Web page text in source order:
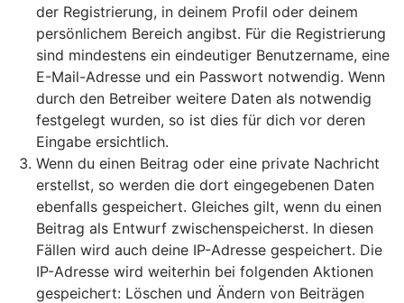
der Registrierung, in deinem Profil oder deinem
persönlichem Bereich angibst. Für die Registrierung
sind mindestens ein eindeutiger Benutzername, eine
E-Mail-Adresse und ein Passwort notwendig. Wenn
durch den Betreiber weitere Daten als notwendig
festgelegt wurden, so ist dies für dich vor deren
Eingabe ersichtlich.
Wenn du einen Beitrag oder eine private Nachricht
erstellst, so werden die dort eingegebenen Daten
ebenfalls gespeichert. Gleiches gilt, wenn du einen
Beitrag als Entwurf zwischenspeicherst. In diesen
Fällen wird auch deine IP-Adresse gespeichert. Die
IP-Adresse wird weiterhin bei folgenden Aktionen
gespeichert: Löschen und Ändern von Beiträgen